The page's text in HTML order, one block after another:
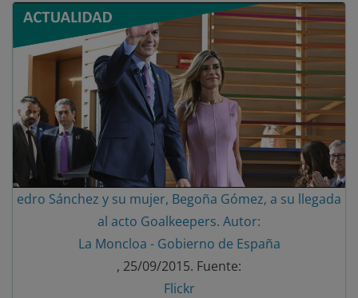
edro Sánchez y su mujer, Begoña Gómez, a su llegada
al acto Goalkeepers. Autor:
La Moncloa - Gobierno de España
, 25/09/2015. Fuente:
Flickr